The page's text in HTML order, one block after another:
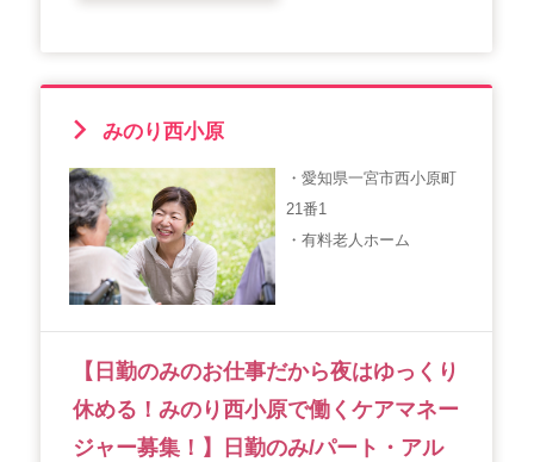
みのり西小原
・愛知県一宮市西小原町
21番1
・有料老人ホーム
【日勤のみのお仕事だから夜はゆっくり
休める！みのり西小原で働くケアマネー
ジャー募集！】日勤のみ/パート・アル